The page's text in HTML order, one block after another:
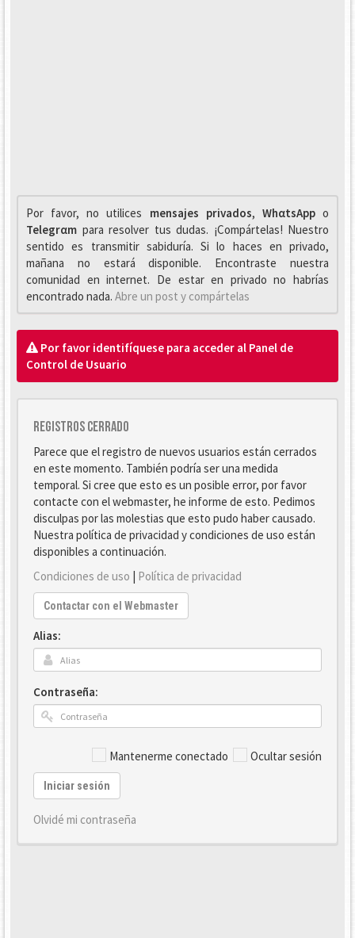
Por favor, no utilices mensajes privados, WhαtsAppo
Telegrαm para resolver tus dudas. ¡Compártelas! Nuestro
sentido es transmitir sabiduría. Si lo haces en privado,
mañana no estará disponible. Encontraste nuestra
comunidad en internet. De estar en privado no habrías
encontrado nada. Abre un post y compártelas
Por favor identifíquese para acceder al Panel de
Control de Usuario
Registros cerrado
Parece que el registro de nuevos usuarios están cerrados
en este momento. También podría ser una medida
temporal. Si cree que esto es un posible error, por favor
contacte con el webmaster, he informe de esto. Pedimos
disculpas por las molestias que esto pudo haber causado.
Nuestra política de privacidad y condiciones de uso están
disponibles a continuación.
Condiciones de uso | Política de privacidad
Contactar con el Webmaster
Alias:
Contraseña:
Mantenerme conectado Ocultar sesión
Iniciar sesión
Olvidé mi contraseña